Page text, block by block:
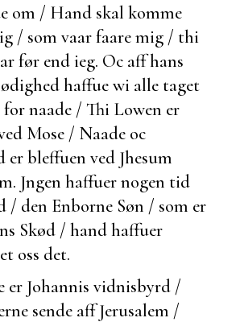
om / Hand skal komme
/ som vaar faare mig / thi
før end ieg. Oc aff hans
haffue wi alle taget
naade / Thi Lowen er
Mose / Naade oc
er bleffuen ved Jhesum
Jngen haffuer nogen tid
/ den Enborne Søn / som er
Skød / hand haffuer
oss det.
er Johannis vidnisbyrd /
sende aff Jerusalem /